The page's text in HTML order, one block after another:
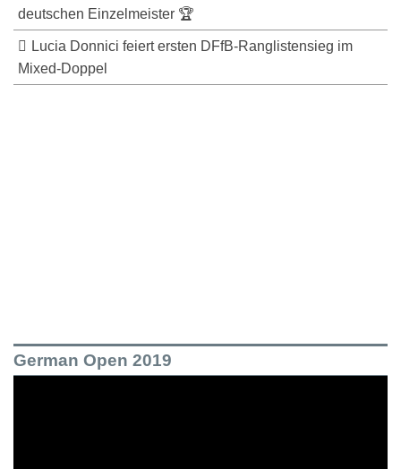
deutschen Einzelmeister 🏆
Lucia Donnici feiert ersten DFfB-Ranglistensieg im
Mixed-Doppel
German Open 2019